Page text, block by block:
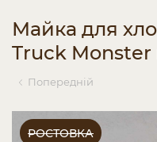
Майка для
Truck Monster
Попередній
РОСТОВКА